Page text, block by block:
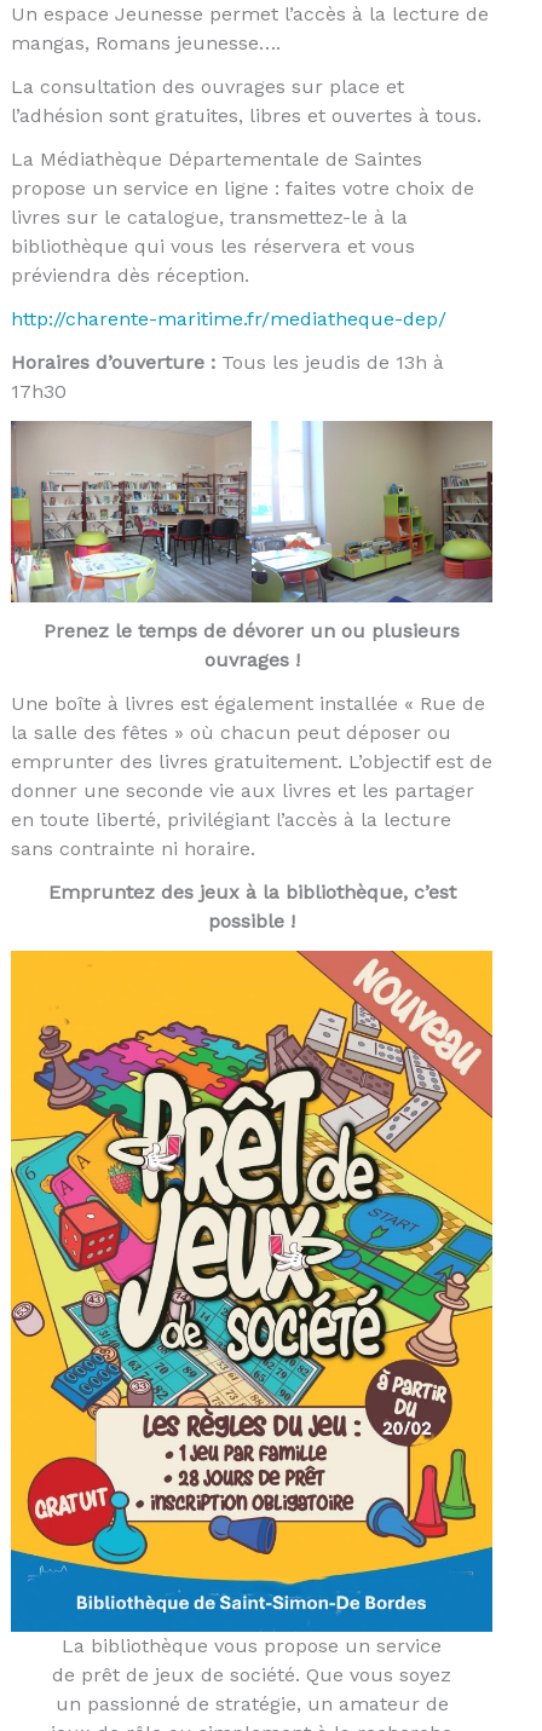
Un espace Jeunesse permet l’accès à la lecture de
mangas, Romans jeunesse….
La consultation des ouvrages sur place et
l’adhésion sont gratuites, libres et ouvertes à tous.
La Médiathèque Départementale de Saintes
propose un service en ligne : faites votre choix de
livres sur le catalogue, transmettez-le à la
bibliothèque qui vous les réservera et vous
préviendra dès réception.
http://charente-maritime.fr/mediatheque-dep/
Horaires d’ouverture : Tous les jeudis de 13h à
17h30
Prenez le temps de dévorer un ou plusieurs
ouvrages !
Une boîte à livres est également installée « Rue de
la salle des fêtes » où chacun peut déposer ou
emprunter des livres gratuitement. L’objectif est de
donner une seconde vie aux livres et les partager
en toute liberté, privilégiant l’accès à la lecture
sans contrainte ni horaire.
Empruntez des jeux à la bibliothèque, c’est
possible !
La bibliothèque vous propose un service
de prêt de jeux de société. Que vous soyez
un passionné de stratégie, un amateur de